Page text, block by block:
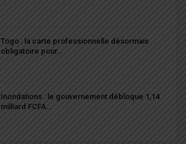
Togo : la carte professionnelle désormais
obligatoire pour…
Inondations : le gouvernement débloque 1,14
milliard FCFA…